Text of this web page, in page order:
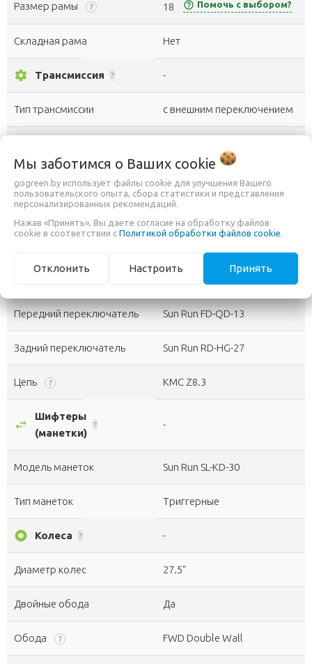
Размер рамы ? 18 help_outline Помочь с выбором?
Складная рама Нет
settings Трансмиссия ? -
Тип трансмиссии с внешним переключением
Каретка Kenli картриджная
Система шатунов
FWD HDL-S311, 42x34x24T,
стальная
Модель
FWD KDF-852, 13-32T, 8 ск.,
трещотка
Передний переключатель Sun Run FD-QD-13
Задний переключатель Sun Run RD-HG-27
Цепь ? KMC Z8.3
swap_horiz
Шифтеры
(манетки)
? -
Модель манеток Sun Run SL-KD-30
Тип манеток Триггерные
album Колеса ? -
Диаметр колес 27.5"
Двойные обода Да
Обода ? FWD Double Wall
Мы заботимся о Ваших cookie
gogreen.by использует файлы cookie для улучшения Вашего
пользовательского опыта, сбора статистики и представления
персонализированных рекомендаций.
Нажав «Принять», Вы даете согласие на обработку файлов
cookie в соответствии с Политикой обработки файлов cookie.
Отклонить Настроить Принять